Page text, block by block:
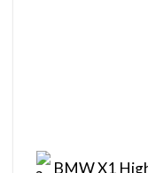
BMW X1